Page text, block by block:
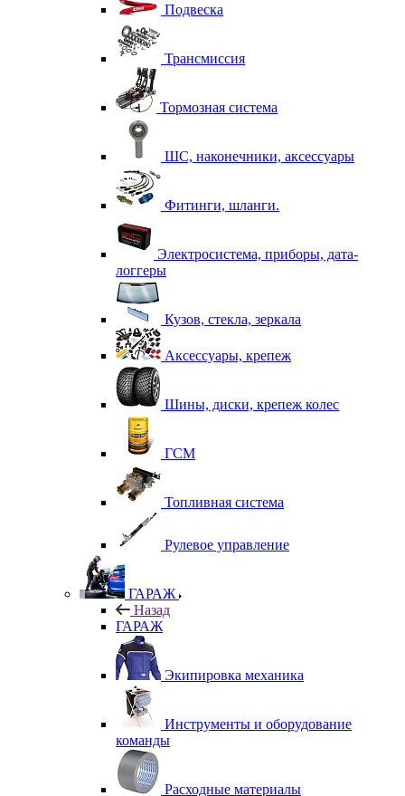
Подвеска
Трансмиссия
Тормозная система
ШС, наконечники, аксессуары
Фитинги, шланги.
Электросистема, приборы, дата-
логгеры
Кузов, стекла, зеркала
Аксессуары, крепеж
Шины, диски, крепеж колес
ГСМ
Топливная система
Рулевое управление
ГАРАЖ
Назад
ГАРАЖ
Экипировка механика
Инструменты и оборудование
команды
Расходные материалы